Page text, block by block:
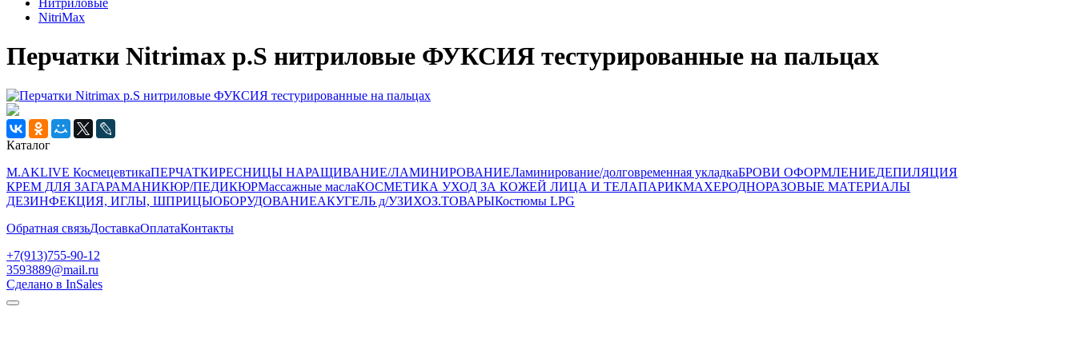
Нитриловые
NitriMax
Перчатки Nitrimax р.S нитриловые ФУКСИЯ тестурированные на пальцах
Каталог
M.AKLIVE КосмецевтикаПЕРЧАТКИРЕСНИЦЫ НАРАЩИВАНИЕ/ЛАМИНИРОВАНИЕЛаминирование/долговременная укладкаБРОВИ ОФОРМЛЕНИЕДЕПИЛЯЦИЯ
КРЕМ ДЛЯ ЗАГАРАМАНИКЮР/ПЕДИКЮРМассажные маслаКОСМЕТИКА УХОД ЗА КОЖЕЙ ЛИЦА И ТЕЛАПАРИКМАХЕРОДНОРАЗОВЫЕ МАТЕРИАЛЫ
ДЕЗИНФЕКЦИЯ, ИГЛЫ, ШПРИЦЫОБОРУДОВАНИЕАКУГЕЛЬ д/УЗИХОЗ.ТОВАРЫКостюмы LPG
Обратная связьДоставкаОплатаКонтакты
+7(913)755-90-12
3593889@mail.ru
Сделано в InSales